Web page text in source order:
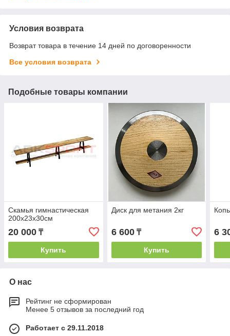
Условия возврата
Возврат товара в течение 14 дней по договоренности
Все условия возврата
Подобные товары компании
Скамья гимнастическая
200х23х30см
20 000 ₸
Купить
Диск для метания 2кг
6 600₸
Купить
6
О нас
Рейтинг не сформирован
Менее 5 отзывов за последний год
Работает с 29.11.2018